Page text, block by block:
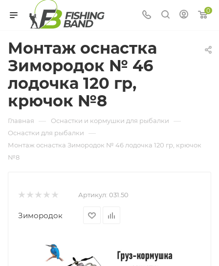
0
Монтаж оснастка
Зимородок № 46
лодочка 120 гр,
крючок №8
Главная — Оснастки и кормушки для рыбалки —
Оснастки для рыбалки —
Монтаж оснастка Зимородок № 46 лодочка 120 гр, крючок
№8
Артикул: 031.50
Зимородок